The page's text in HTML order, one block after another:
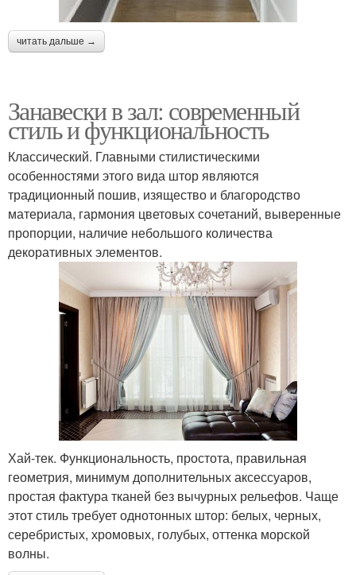
читать дальше →
Занавески в зал: современный
стиль и функциональность
Классический. Главными стилистическими
особенностями этого вида штор являются
традиционный пошив, изящество и благородство
материала, гармония цветовых сочетаний, выверенные
пропорции, наличие небольшого количества
декоративных элементов.
Хай-тек. Функциональность, простота, правильная
геометрия, минимум дополнительных аксессуаров,
простая фактура тканей без вычурных рельефов. Чаще
этот стиль требует однотонных штор: белых, черных,
серебристых, хромовых, голубых, оттенка морской
волны.